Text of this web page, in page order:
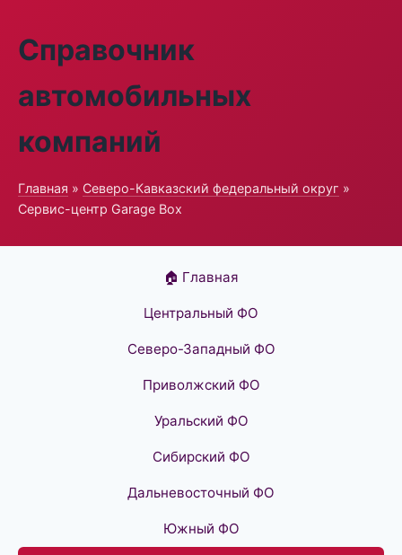
Справочник
автомобильных
компаний
Главная » Северо-Кавказский федеральный округ »
Сервис-центр Garage Box
🏠 Главная
Центральный ФО
Северо-Западный ФО
Приволжский ФО
Уральский ФО
Сибирский ФО
Дальневосточный ФО
Южный ФО